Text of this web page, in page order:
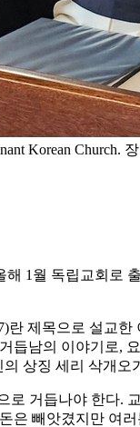
Korean
1월 독립교회로
란 제목으로 설교
듭남의 이야기로,
상징 세리 삭개
거듭나야 한다.
은 빼앗겼지만 여